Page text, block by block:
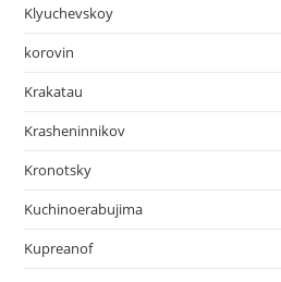
Klyuchevskoy
korovin
Krakatau
Krasheninnikov
Kronotsky
Kuchinoerabujima
Kupreanof